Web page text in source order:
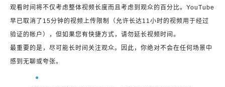
观看时间将不仅考虑整体视频长度而且考虑到观众的百分比。YouTube
早已取消了15分钟的视频上传限制（允许长达11小时的视频用于经过
验证的帐户），但如果您有快捷方式，请勿延长视频时间。
最重要的是，尽可能长时间关注观众。因此，你绝对不会在任何场景中
感到无聊或夸张。